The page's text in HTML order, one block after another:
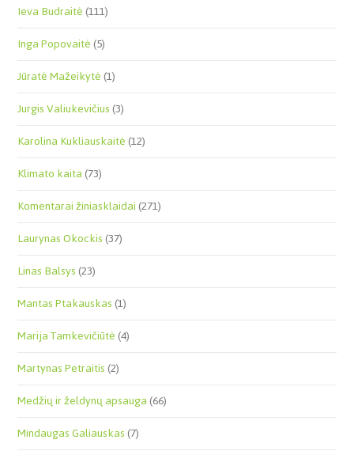
Ieva Budraitė(111)
Inga Popovaitė(5)
Jūratė Mažeikytė(1)
Jurgis Valiukevičius(3)
Karolina Kukliauskaitė(12)
Klimato kaita(73)
Komentarai žiniasklaidai(271)
Laurynas Okockis(37)
Linas Balsys(23)
Mantas Ptakauskas(1)
Marija Tamkevičiūtė(4)
Martynas Petraitis(2)
Medžių ir želdynų apsauga(66)
Mindaugas Galiauskas(7)